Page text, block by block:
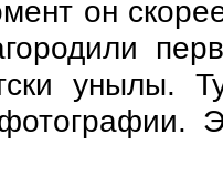
он
унылы.